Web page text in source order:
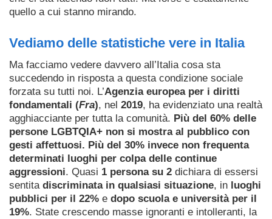
quello a cui stanno mirando.
Vediamo delle statistiche vere in Italia
Ma facciamo vedere davvero all’Italia cosa sta
succedendo in risposta a questa condizione sociale
forzata su tutti noi. L’Agenzia europea per i diritti
fondamentali (Fra), nel 2019, ha evidenziato una realtà
agghiacciante per tutta la comunità. Più del 60% delle
persone LGBTQIA+ non si mostra al pubblico con
gesti affettuosi. Più del 30% invece non frequenta
determinati luoghi per colpa delle continue
aggressioni. Quasi 1 persona su 2 dichiara di essersi
sentita discriminata in qualsiasi situazione, in luoghi
pubblici per il 22% e dopo scuola e università per il
19%. State crescendo masse ignoranti e intolleranti, la